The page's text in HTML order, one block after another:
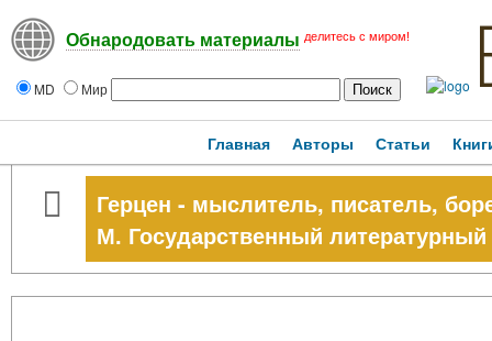
Обнародовать материалы делитесь с миром!
MD Мир
Главная Авторы Статьи
Герцен - мыслитель, писатель,
М. Государственный литературный